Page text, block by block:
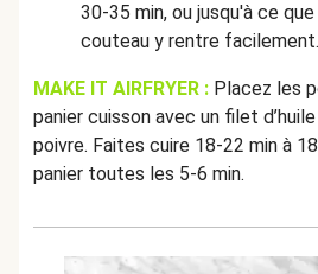
30-35 min, ou jusqu'à ce
couteau y rentre facilement.
MAKE IT AIRFRYER : Placez les
panier cuisson avec un filet
poivre. Faites cuire 18-22 min à
panier toutes les 5-6 min.